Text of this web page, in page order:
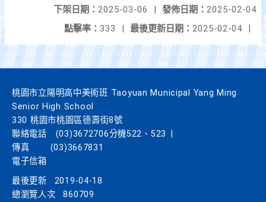
發佈日期： 2025-02-04
下架日期： 2025-03-06
|
最後更新日期： 2025-02-04 |
點擊率： 333 |
桃園市立陽明高中美術班 Taoyuan Municipal Yang Ming
Senior High School
330 桃園市桃園區德壽街8號
聯絡電話
(03)3672706分機522、523
傳真
(03)3667831
電子信箱
最後更新
2019-04-18
總瀏覽人次
860709